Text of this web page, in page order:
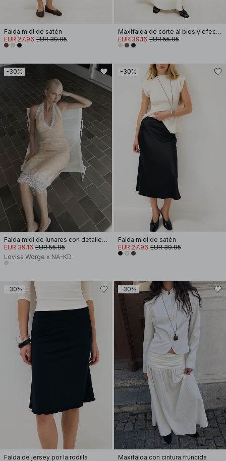
Falda midi de satén
EUR 27.96 EUR 39.95
Maxifalda de corte al bies y efecto arrugado
EUR 39.16 EUR 55.95
-30%
Falda midi de lunares con detalle de encaje
EUR 39.16 EUR 55.95
Lovisa Worge x NA-KD
-30%
Falda midi de satén
EUR 27.96 EUR 39.95
-30%
Falda de jersey por la rodilla
-30%
Maxifalda con cintura fruncida